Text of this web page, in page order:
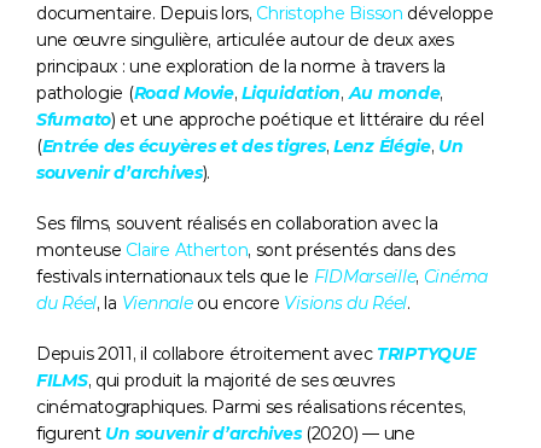
documentaire. Depuis lors, Christophe Bisson développe
une œuvre singulière, articulée autour de deux axes
principaux : une exploration de la norme à travers la
pathologie (Road Movie, Liquidation, Au monde
Sfumato) et une approche poétique et littéraire du réel
(Entrée des écuyères et des tigres, Lenz Élégie, Un
souvenir d’archives).
Ses films, souvent réalisés en collaboration avec la
monteuse Claire Atherton, sont présentés dans des
festivals internationaux tels que le FIDMarseille, Cinéma
du Réel, la Viennale ou encore Visions du Réel.
Depuis 2011, il collabore étroitement avec TRIPTYQUE
FILMS, qui produit la majorité de ses œuvres
cinématographiques. Parmi ses réalisations récentes,
figurent Un souvenir d’archives (2020) — une